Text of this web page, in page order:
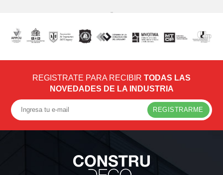
REGISTRATE PARA RECIBIR TODAS LAS
NOVEDADES DE LA INDUSTRIA
REGISTRARME